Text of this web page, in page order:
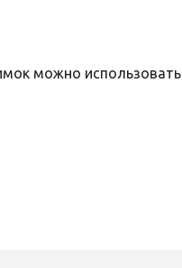
можно использовать